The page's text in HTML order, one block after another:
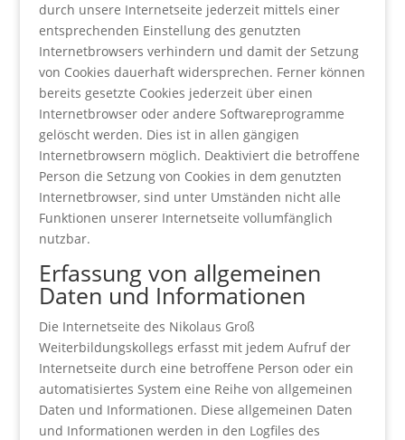
durch unsere Internetseite jederzeit mittels einer
entsprechenden Einstellung des genutzten
Internetbrowsers verhindern und damit der Setzung
von Cookies dauerhaft widersprechen. Ferner können
bereits gesetzte Cookies jederzeit über einen
Internetbrowser oder andere Softwareprogramme
gelöscht werden. Dies ist in allen gängigen
Internetbrowsern möglich. Deaktiviert die betroffene
Person die Setzung von Cookies in dem genutzten
Internetbrowser, sind unter Umständen nicht alle
Funktionen unserer Internetseite vollumfänglich
nutzbar.
Erfassung von allgemeinen
Daten und Informationen
Die Internetseite des Nikolaus Groß
Weiterbildungskollegs erfasst mit jedem Aufruf der
Internetseite durch eine betroffene Person oder ein
automatisiertes System eine Reihe von allgemeinen
Daten und Informationen. Diese allgemeinen Daten
und Informationen werden in den Logfiles des